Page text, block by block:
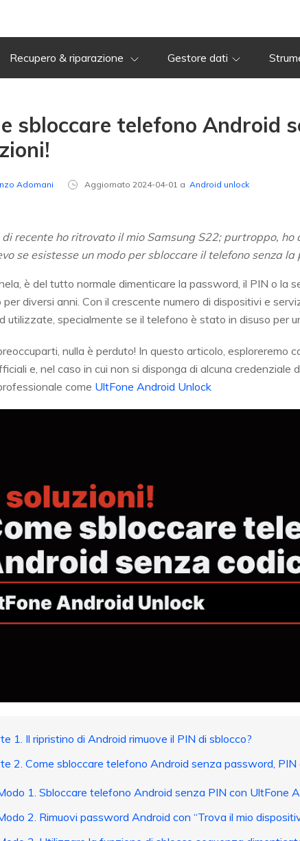
Recupero & riparazione Gestore dati
sbloccare telefono Android
Adomani Aggiornato 2024-04-01 a Android unlock
di recente ho ritrovato il mio Samsung S22; purtroppo,
se esistesse un modo per sbloccare il telefono senza
è del tutto normale dimenticare la password, il PIN o la
diversi anni. Con il crescente numero di dispositivi e
utilizzate, specialmente se il telefono è stato in disuso per
nulla è perduto! In questo articolo, esploreremo
e, nel caso in cui non si disponga di alcuna
come UltFone Android Unlock
1. Il ripristino di Android rimuove il PIN di sblocco?
2. Come sbloccare telefono Android senza password, PIN
1. Sbloccare telefono Android senza PIN con UltFone
2. Rimuovi password Android con “Trova il mio